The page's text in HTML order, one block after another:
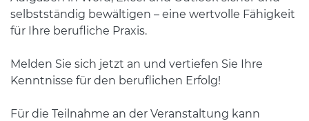
selbstständig bewältigen – eine wertvolle Fähigkeit
für Ihre berufliche Praxis.
Melden Sie sich jetzt an und vertiefen Sie Ihre
Kenntnisse für den beruflichen Erfolg!
Für die Teilnahme an der Veranstaltung kann